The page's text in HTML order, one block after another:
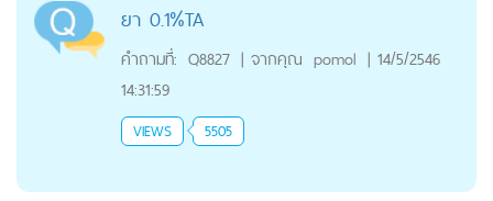
ยา 0.1%TA
คำถามที่: Q8827 | จากคุณ pomol | 14/5/2546
14:31:59
VIEWS 5505